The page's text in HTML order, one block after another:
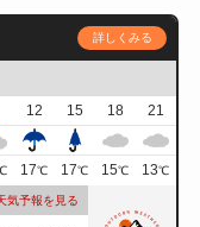
詳しくみる
12 15 18
21
17℃ 17℃ 15℃ 13℃
気予報を見る